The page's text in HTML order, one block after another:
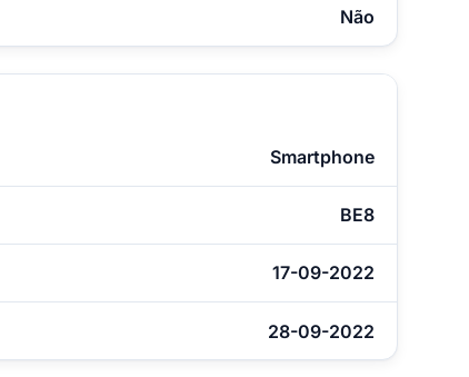
Não
Smartphone
BE8
17-09-2022
28-09-2022